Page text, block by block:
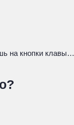
на кнопки клавы…